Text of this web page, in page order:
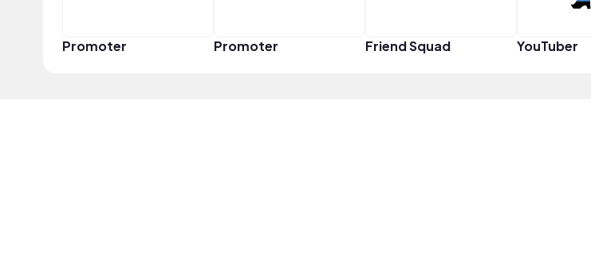
Promoter Promoter Friend Squad YouTuber